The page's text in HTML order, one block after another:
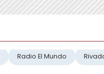
Radio El Mundo